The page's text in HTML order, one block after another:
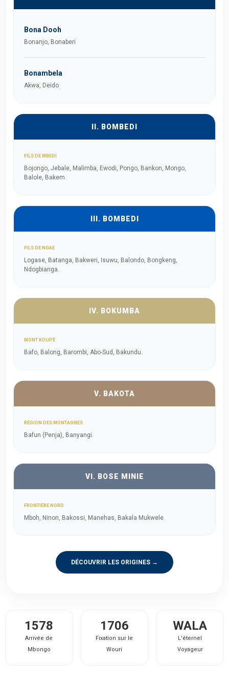
Bona Dooh
Bonanjo, Bonaberi
Bonambela
Akwa, Deido
II. BOMBEDI
FILS DE MBEDI
Bojongo, Jebale, Malimba, Ewodi, Pongo, Bankon, Mongo,
Balole, Bakem.
III. BOMBEDI
FILS DE NGAE
Logase, Batanga, Bakweri, Isuwu, Balondo, Bongkeng,
Ndogbianga.
IV. BOKUMBA
MONT KOUPÉ
Bafo, Balong, Barombi, Abo-Sud, Bakundu.
V. BAKOTA
RÉGION DES MONTAGNES
Bafun (Penja), Banyangi.
VI. BOSE MINIE
FRONTIÈRE NORD
Mboh, Ninon, Bakossi, Manehas, Bakala Mukwele.
DÉCOUVRIR LES ORIGINES →
1578
Arrivée de
Mbongo
1706
Fixation sur le
Wouri
WALA
L'éternel
Voyageur